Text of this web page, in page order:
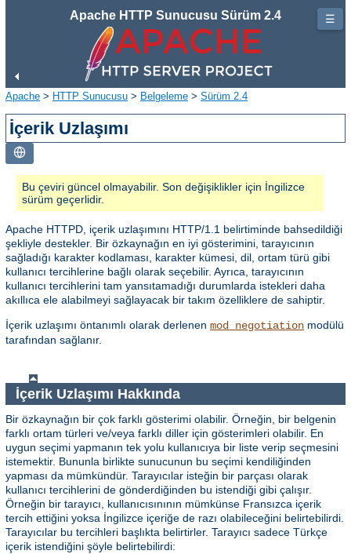
Apache HTTP Sunucusu Sürüm 2.4
Apache > HTTP Sunucusu > Belgeleme > Sürüm 2.4
İçerik Uzlaşımı
Bu çeviri güncel olmayabilir. Son değişiklikler için İngilizce
sürüm geçerlidir.
Apache HTTPD, içerik uzlaşımını HTTP/1.1 belirtiminde bahsedildiği
şekliyle destekler. Bir özkaynağın en iyi gösterimini, tarayıcının
sağladığı karakter kodlaması, karakter kümesi, dil, ortam türü gibi
kullanıcı tercihlerine bağlı olarak seçebilir. Ayrıca, tarayıcının
kullanıcı tercihlerini tam yansıtamadığı durumlarda istekleri daha
akıllıca ele alabilmeyi sağlayacak bir takım özelliklere de sahiptir.
İçerik uzlaşımı öntanımlı olarak derlenen mod_negotiation modülü
tarafından sağlanır.
İçerik Uzlaşımı Hakkında
Bir özkaynağın bir çok farklı gösterimi olabilir. Örneğin, bir belgenin
farklı ortam türleri ve/veya farklı diller için gösterimleri olabilir. En
uygun seçimi yapmanın tek yolu kullanıcıya bir liste verip seçmesini
istemektir. Bununla birlikte sunucunun bu seçimi kendiliğinden
yapması da mümkündür. Tarayıcılar isteğin bir parçası olarak
kullanıcı tercihlerini de gönderdiğinden bu istendiği gibi çalışır.
Örneğin bir tarayıcı, kullanıcısınının mümkünse Fransızca içerik
tercih ettiğini yoksa İngilizce içeriğe de razı olabileceğini belirtebilirdi.
Tarayıcılar bu tercihleri başlıkta belirtirler. Tarayıcı sadece Türkçe
içerik istendiğini şöyle belirtebilirdi:
☰